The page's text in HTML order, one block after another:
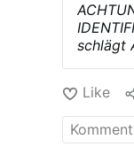
schlägt
Markt
ohne
Like